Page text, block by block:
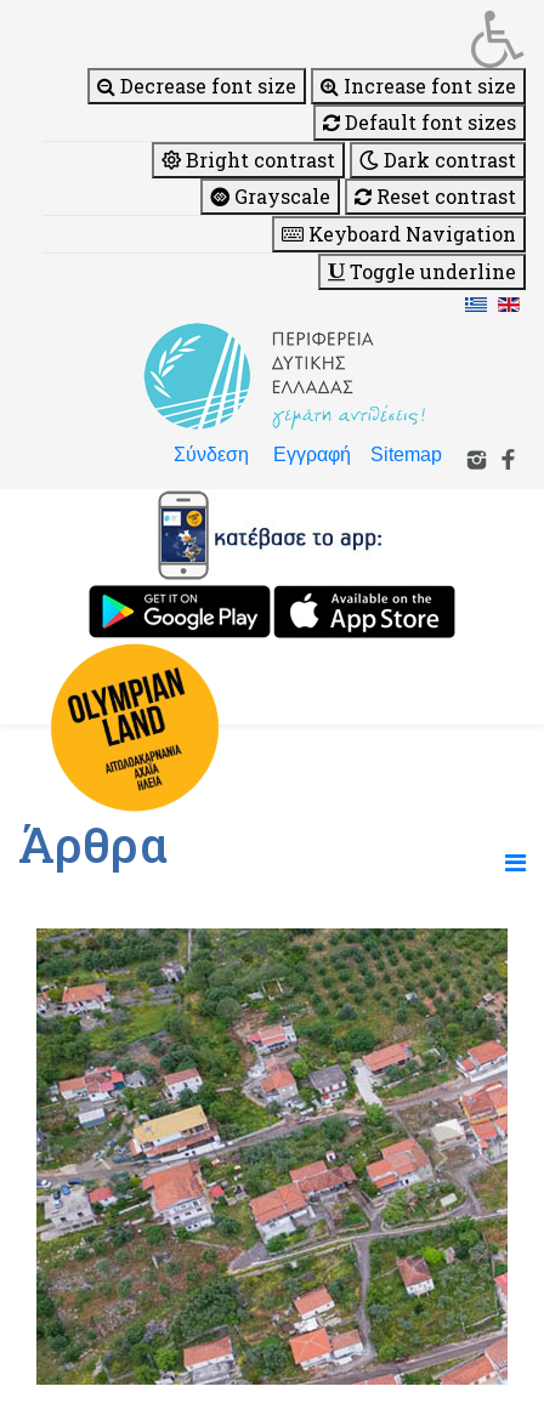
Decrease font size
Increase font size
Default font sizes
Bright contrast
Dark contrast
Grayscale
Reset contrast
Keyboard Navigation
Toggle underline
Σύνδεση Εγγραφή Sitemap
Άρθρα